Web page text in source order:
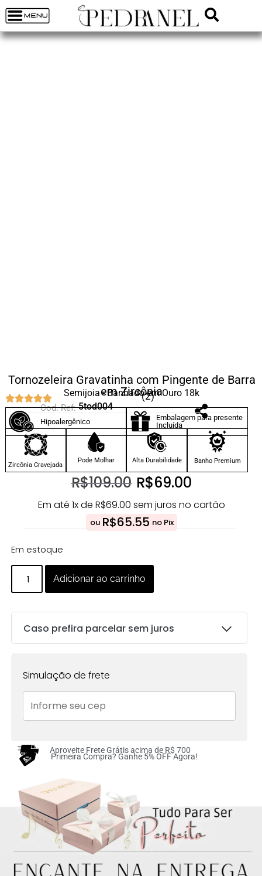
Tornozeleira Gravatinha com Pingente de Barra
em Zircônia
Semijoia - Banhado em Ouro 18k
(2)
Cod. Ref: 5tod004
Hipoalergênico
Embalagem para presente
Incluída
Zircônia Cravejada
Pode Molhar Alta Durabilidade Banho Premium
R$109.00 R$69.00
Em até 1x de R$69.00 sem juros no cartão
ou R$65.55 no Pix
Em estoque
Adicionar ao carrinho
Caso prefira parcelar sem juros
1x deR$69.00sem
juros no cartão
R$69.00
Simulação de frete
Aproveite Frete Grátis acima de R$ 700
Primeira Compra? Ganhe 5% OFF Agora!